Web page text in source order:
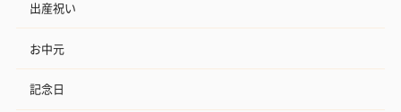
出産祝い
お中元
記念日